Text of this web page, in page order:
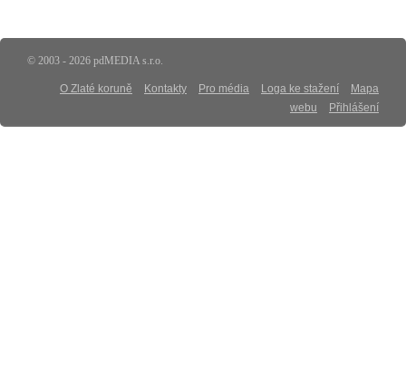
© 2003 - 2026 pdMEDIA s.r.o.
O Zlaté koruně Kontakty Pro média Loga ke stažení
Mapa
webu
Přihlášení